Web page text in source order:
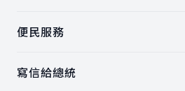
便民服務
寫信給總統